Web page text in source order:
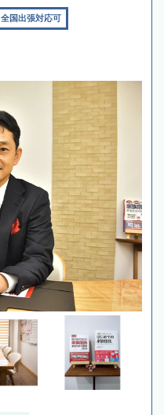
全国出張対応可